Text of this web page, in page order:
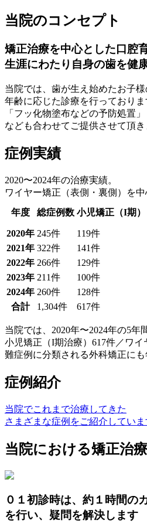
当院のコンセプト
矯正治療を中心とした口腔
生涯にわたり自身の歯を健
当院では、歯が生え始めたお子
年齢に応じた診療を行っておりま
「フッ化物塗布などの予防処置
なども合わせてご提供させて頂き
症例実績
2020〜2024年の治療実績。
ワイヤー矯正（表側・裏側）を
年度
総症例数 小児矯正（I期）
2020年 245件 119件
2021年 322件 141件
2022年 266件 129件
2023年 211件 100件
2024年 260件 128件
合計
1,304件 617件
当院では、2020年〜2024年の5年
小児矯正（I期治療）617件／ワ
難症例に分類される外科矯正に
症例紹介
当院でこれまで治療してきた
さまざまな症例をご紹介していま
当院における矯正治
０１初診時は、約１時間の
を行い、疑問を解決します